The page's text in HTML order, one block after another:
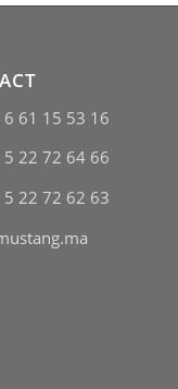
6 61 15 53 16
5 22 72 64 66
5 22 72 62 63